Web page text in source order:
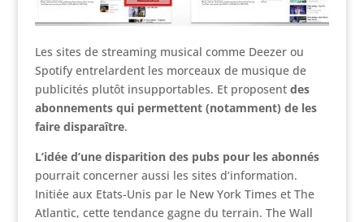
Les sites de streaming musical comme Deezer ou
Spotify entrelardent les morceaux de musique de
publicités plutôt insupportables. Et proposent des
abonnements qui permettent (notamment) de les
faire disparaître.
L’idée d’une disparition des pubs pour les abonnés
pourrait concerner aussi les sites d’information.
Initiée aux Etats-Unis par le New York Times et The
Atlantic, cette tendance gagne du terrain. The Wall